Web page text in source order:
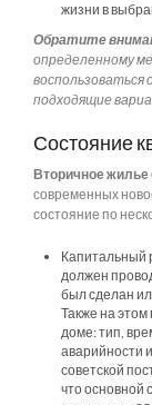
жизни в
Обратите
определенному
подходящие
Состояние
Вторичное
современных
состояние по
Капитальный
должен
был сделан
Также на
доме: тип,
аварийности
советской
что основной